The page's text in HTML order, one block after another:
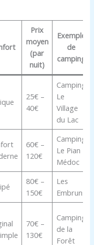
Prix
moyen
(par
nuit)
Exemple
de
camping
25€ –
40€
Camping
Le
Village
du Lac
60€ –
120€
Camping
Le Pian
Médoc
80€ –
150€
Les
Embruns
70€ –
130€
Camping
de la
Forêt